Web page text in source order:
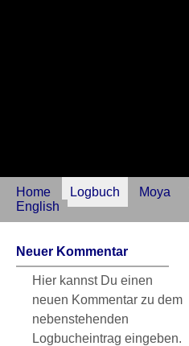
Home Logbuch Moya
English
Neuer Kommentar
Hier kannst Du einen
neuen Kommentar zu dem
nebenstehenden
Logbucheintrag eingeben.